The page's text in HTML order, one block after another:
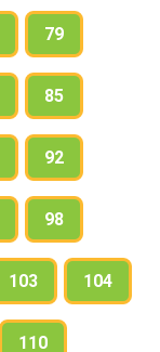
79
85
92
98
103 104
110